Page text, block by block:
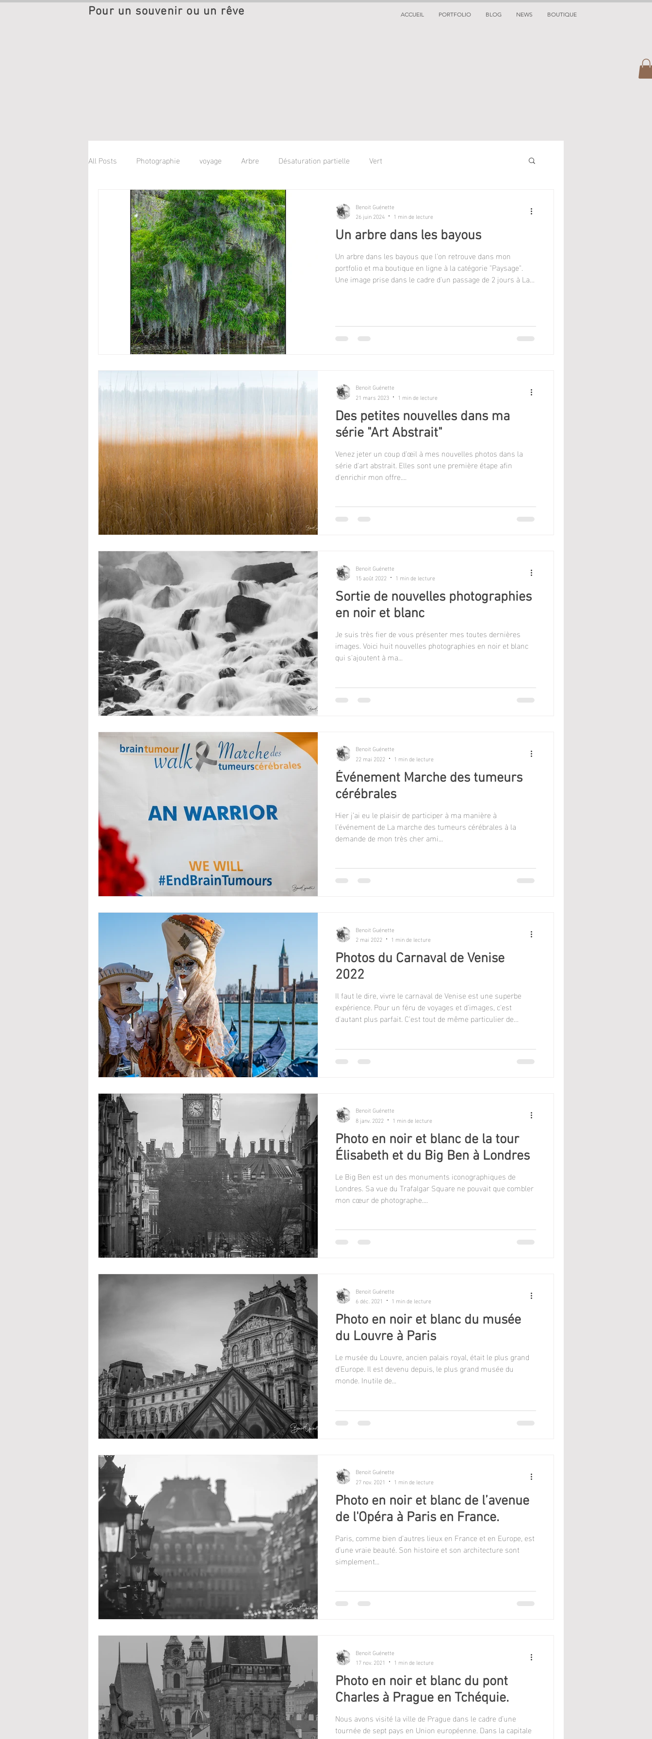
Pour un souvenir ou un rêve ACCUEIL PORTFOLIO BLOG NEWS BOUTIQUE
All Posts Photographie voyage Arbre Désaturation partielle Vert
Un arbre dans les bayous
Un arbre dans les bayous que l'on retrouve dans mon
portfolio et ma boutique en ligne à la catégorie "Paysage".
Une image prise dans le cadre d'un passage de 2 jours à La
Benoit Guénette
26 juin 2024
1 min de lecture
Des petites nouvelles dans ma
série "Art Abstrait"
Venez jeter un coup d'œil à mes nouvelles photos dans la
série d'art abstrait. Elles sont une première étape afin
d'enrichir mon offre....
Benoit Guénette
21 mars 2023
1 min de lecture
Sortie de nouvelles photographies
en noir et blanc
Je suis très fier de vous présenter mes toutes dernières
images. Voici huit nouvelles photographies en noir et blanc
qui s'ajoutent à ma...
Benoit Guénette
15 août 2022
1 min de lecture
Événement Marche des tumeurs
cérébrales
Hier j’ai eu le plaisir de participer à ma manière à
l’événement de La marche des tumeurs cérébrales à la
demande de mon très cher ami...
Benoit Guénette
22 mai 2022
1 min de lecture
Photos du Carnaval de Venise
2022
Il faut le dire, vivre le carnaval de Venise est une superbe
expérience. Pour un féru de voyages et d'images, c'est
d'autant plus parfait. C'est tout de même particulier de
exigences. Tous et toutes qui viennent de différents lieux ont
la gentillesses (et la patience) de se prêter au jeu allant
Benoit Guénette
2 mai 2022
1 min de lecture
Photo en noir et blanc de la tour
Élisabeth et du Big Ben à Londres
Le Big Ben est un des monuments iconographiques de
Londres. Sa vue du Trafalgar Square ne pouvait que combler
mon cœur de photographe....
Benoit Guénette
8 janv. 2022
1 min de lecture
Photo en noir et blanc du musée
du Louvre à Paris
Le musée du Louvre, ancien palais royal, était le plus grand
d’Europe. Il est devenu depuis, le plus grand musée du
monde. Inutile de...
Benoit Guénette
6 déc. 2021
1 min de lecture
Photo en noir et blanc de l’avenue
de l'Opéra à Paris en France.
Paris, comme bien d’autres lieux en France et en Europe, est
d’une vraie beauté. Son histoire et son architecture sont
simplement...
Benoit Guénette
27 nov. 2021
1 min de lecture
Photo en noir et blanc du pont
Charles à Prague en Tchéquie.
Nous avons visité la ville de Prague dans le cadre d’une
tournée de sept pays en Union européenne. Dans la capitale
Benoit Guénette
17 nov. 2021
1 min de lecture